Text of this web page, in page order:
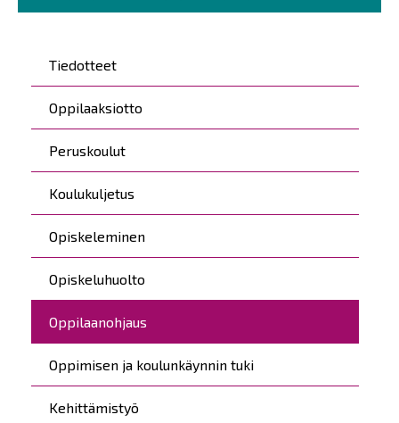
Päävalikko
Tiedotteet
Oppilaaksiotto
Peruskoulut
Koulukuljetus
Opiskeleminen
Opiskeluhuolto
Oppilaanohjaus
Oppimisen ja koulunkäynnin tuki
Kehittämistyö